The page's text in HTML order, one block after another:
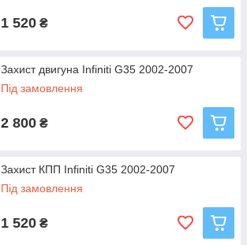
1 520 ₴
Захист двигуна Infiniti G35 2002-2007
Під замовлення
2 800 ₴
Захист КПП Infiniti G35 2002-2007
Під замовлення
1 520 ₴